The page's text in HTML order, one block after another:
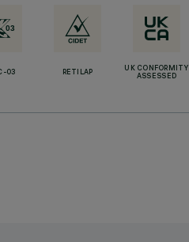
03 RETILAP
UK CONFORMITY
ASSESSED